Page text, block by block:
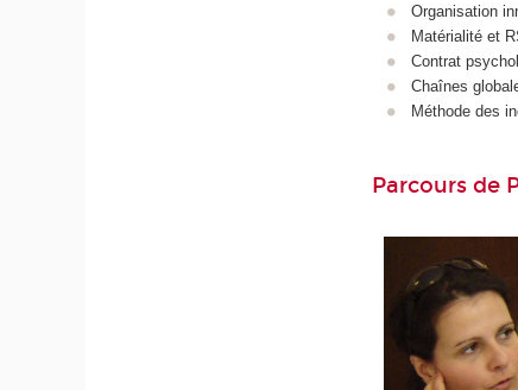
Organisation
Matérialité et
Contrat
Chaînes
Méthode des
Parcours de